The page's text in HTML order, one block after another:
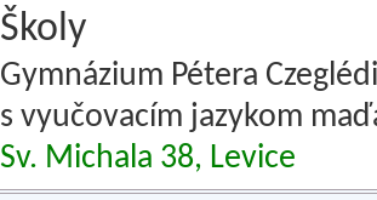
Školy
Gymnázium Pétera
s vyučovacím jazykom
Sv. Michala 38, Levice